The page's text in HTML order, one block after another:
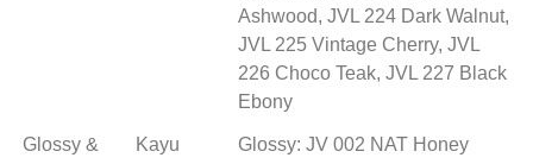
Ashwood, JVL 224
JVL 225 Vintage Cherry, JVL
226 Choco Teak, JVL 227 Black
Ebony
Glossy &
Kayu Glossy: JV 002 NAT Honey